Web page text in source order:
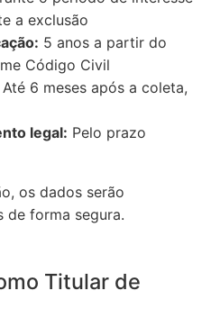
a exclusão
5 anos a partir do
Código Civil
Até 6 meses após a coleta,
legal: Pelo prazo
os dados serão
de forma segura.
Titular de